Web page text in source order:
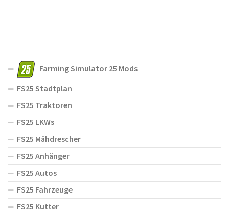
Farming Simulator 25 Mods
FS25 Stadtplan
FS25 Traktoren
FS25 LKWs
FS25 Mähdrescher
FS25 Anhänger
FS25 Autos
FS25 Fahrzeuge
FS25 Kutter